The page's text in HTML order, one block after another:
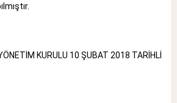
KURULU 10 ŞUBAT 2018 TARİHLİ